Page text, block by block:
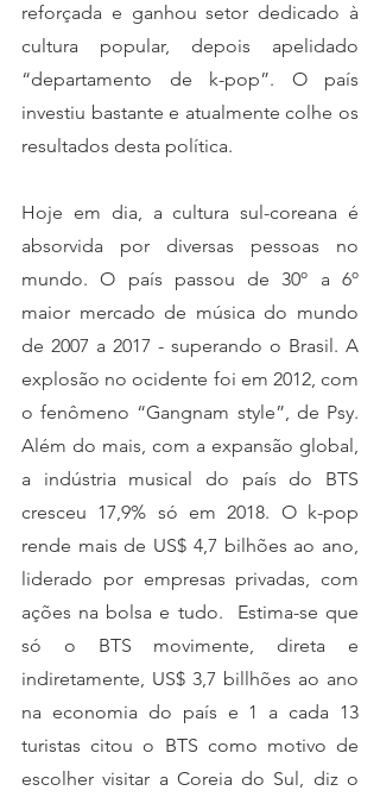
reforçada e ganhou setor dedicado à
cultura popular, depois apelidado
“departamento de k-pop”. O país
investiu bastante e atualmente colhe os
resultados desta política.
Hoje em dia, a cultura sul-coreana é
absorvida por diversas pessoas no
mundo. O país passou de 30º a 6º
maior mercado de música do mundo
de 2007 a 2017 - superando o Brasil. A
explosão no ocidente foi em 2012, com
o fenômeno “Gangnam style”, de Psy.
Além do mais, com a expansão global,
a indústria musical do país do BTS
cresceu 17,9% só em 2018. O k-pop
rende mais de US$ 4,7 bilhões ao ano,
liderado por empresas privadas, com
ações na bolsa e tudo.  Estima-se que
só o BTS movimente, direta e
indiretamente, US$ 3,7 billhões ao ano
na economia do país e 1 a cada 13
turistas citou o BTS como motivo de
escolher visitar a Coreia do Sul, diz o